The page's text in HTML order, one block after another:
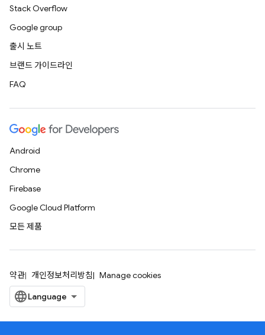
Stack Overflow
Google group
출시 노트
브랜드 가이드라인
FAQ
Android
Chrome
Firebase
Google Cloud Platform
모든 제품
약관 개인정보처리방침 Manage cookies